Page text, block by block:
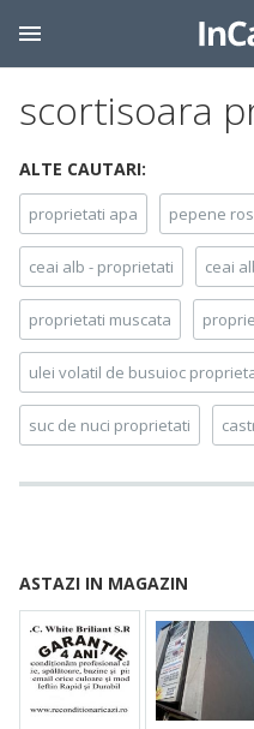
scortisoara
ALTE CAUTARI:
proprietati apa pepene
ceai alb - proprietati ceai
proprietati muscata
ulei volatil de busuioc
suc de nuci proprietati
ASTAZI IN MAGAZIN